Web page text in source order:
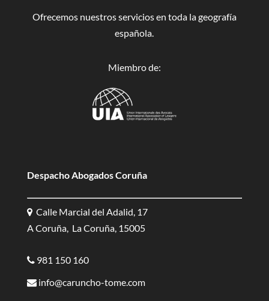
Ofrecemos nuestros servicios en toda la geografía
española.
Miembro de:
Despacho Abogados Coruña
Calle Marcial del Adalid, 17
A Coruña, La Coruña, 15005
981 150 160
info@caruncho-tome.com